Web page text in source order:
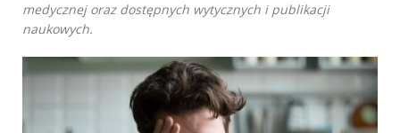
medycznej oraz dostępnych wytycznych i publikacji
naukowych.